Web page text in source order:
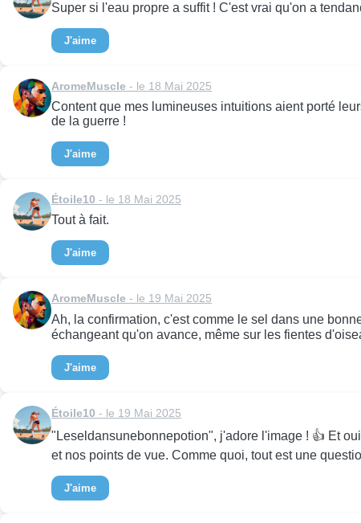
Super si l'eau propre a suffit ! C'est vrai qu'on a
J'aime
AromeMuscle - le 18 Mai 2025
Content que mes lumineuses intuitions aient porté
de la guerre !
J'aime
Étoile10 - le 18 Mai 2025
Tout à fait.
J'aime
AromeMuscle - le 19 Mai 2025
Ah, la confirmation, c'est comme le sel dans une
échangeant qu'on avance, même sur les fientes
J'aime
Étoile10 - le 19 Mai 2025
"Leseldansunebonnepotion", j'adore l'image ! 👍 Et
et nos points de vue. Comme quoi, tout est une
J'aime